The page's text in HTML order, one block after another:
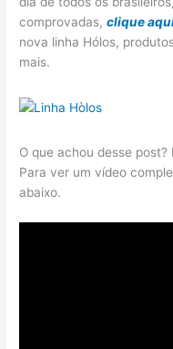
comprovadas,clique
nova linha Hólos,
mais.
O que achou desse
Para ver um vídeo
abaixo.